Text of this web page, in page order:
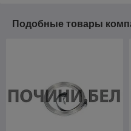
Подобные товары